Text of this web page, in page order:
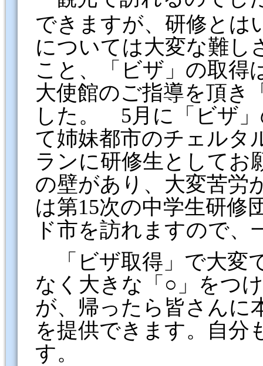
できますが、研修とは
については大変な難し
こと、「ビザ」の取得
大使館のご指導を頂き
した。
5月に「ビザ
て姉妹都市のチェルタ
ランに研修生としてお
の壁があり、大変苦労
は第15次の中学生研修
ド市を訪れますので
「ビザ取得」で大
なく大きな「○」をつ
が、帰ったら皆さんに
を提供できます。自分
す。